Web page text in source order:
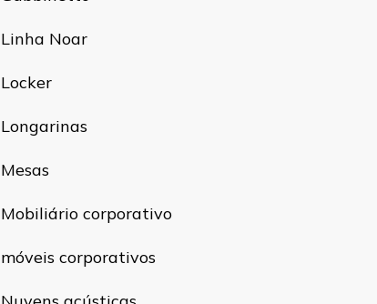
Linha Noar
Locker
Longarinas
Mesas
Mobiliário corporativo
móveis corporativos